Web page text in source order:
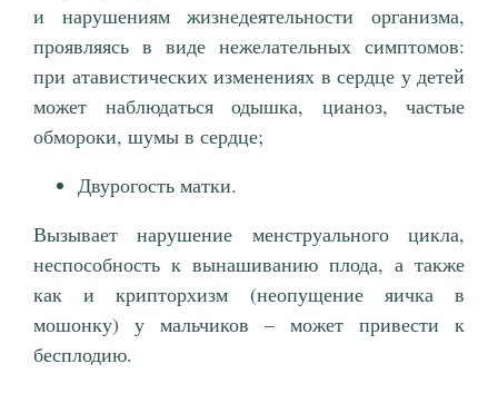
и нарушениям жизнедеятельности организма,
проявляясь в виде нежелательных симптомов:
при атавистических изменениях в сердце у детей
может наблюдаться одышка, цианоз, частые
обмороки, шумы в сердце;
Двурогость матки.
Вызывает нарушение менструального цикла,
неспособность к вынашиванию плода, а также
как и крипторхизм (неопущение яичка в
мошонку) у мальчиков – может привести к
бесплодию.